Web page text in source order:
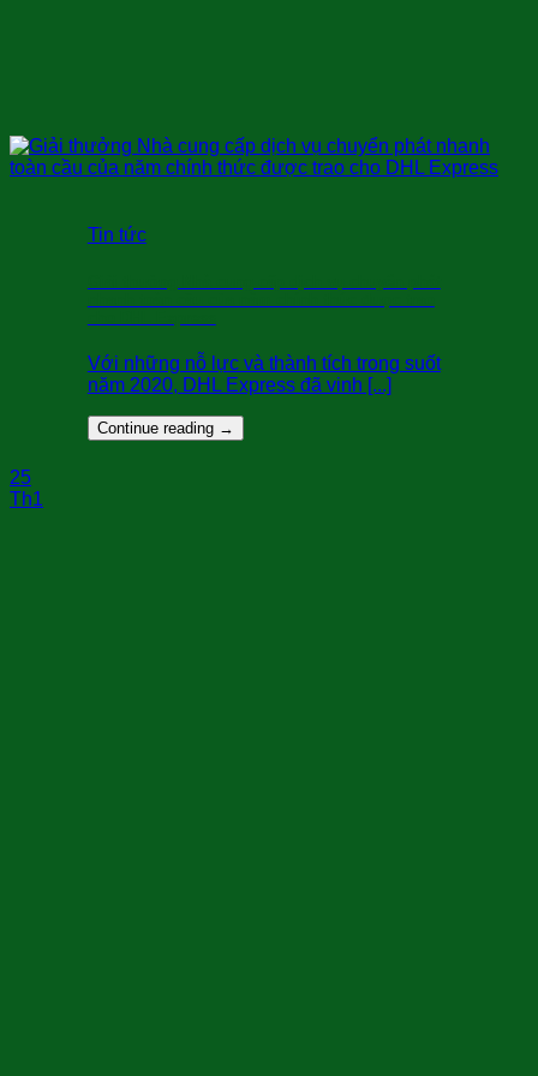
Tin tức
Với những nỗ lực và thành tích trong suốt
năm 2020, DHL Express đã vinh [...]
Continue reading →
25
Th1